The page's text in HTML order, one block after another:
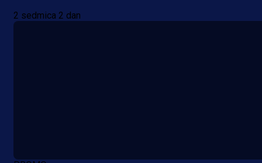
2 sedmica 2 dan